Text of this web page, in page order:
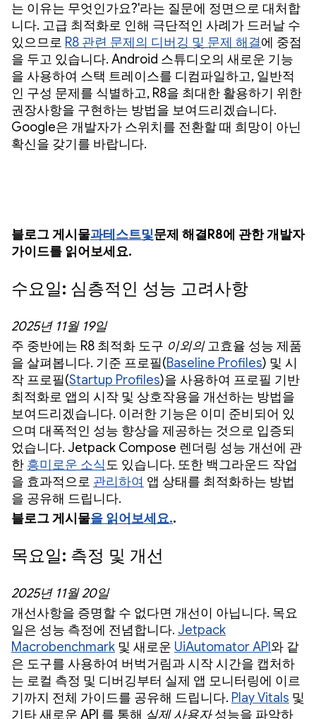
는 이유는 무엇인가요?'라는 질문에 정면으로 대처합
니다. 고급 최적화로 인해 극단적인 사례가 드러날 수
있으므로 R8 관련 문제의 디버깅 및 문제 해결에 중점
을 두고 있습니다. Android 스튜디오의 새로운 기능
을 사용하여 스택 트레이스를 디컴파일하고, 일반적
인 구성 문제를 식별하고, R8을 최대한 활용하기 위한
권장사항을 구현하는 방법을 보여드리겠습니다.
Google은 개발자가 스위치를 전환할 때 희망이 아닌
확신을 갖기를 바랍니다.
블로그 게시물과테스트및문제 해결 R8에 관한 개발자
가이드를 읽어보세요.
수요일: 심층적인 성능 고려사항
2025년 11월 19일
주 중반에는 R8 최적화 도구 이외의고효율 성능 제품
을 살펴봅니다. 기준 프로필(Baseline Profiles) 및 시
작 프로필(Startup Profiles)을 사용하여 프로필 기반
최적화로 앱의 시작 및 상호작용을 개선하는 방법을
보여드리겠습니다. 이러한 기능은 이미 준비되어 있
으며 대폭적인 성능 향상을 제공하는 것으로 입증되
었습니다. Jetpack Compose 렌더링 성능 개선에 관
한 흥미로운 소식도 있습니다. 또한 백그라운드 작업
을 효과적으로 관리하여 앱 상태를 최적화하는 방법
을 공유해 드립니다.
블로그 게시물을 읽어보세요..
목요일: 측정 및 개선
2025년 11월 20일
개선사항을 증명할 수 없다면 개선이 아닙니다. 목요
일은 성능 측정에 전념합니다. Jetpack
Macrobenchmark 및 새로운 UiAutomator API 와 같
은 도구를 사용하여 버벅거림과 시작 시간을 캡처하
는 로컬 측정 및 디버깅부터 실제 앱 모니터링에 이르
기까지 전체 가이드를 공유해 드립니다. Play Vitals 및
기타 새로운 API 를 통해 실제 사용자성능을 파악하